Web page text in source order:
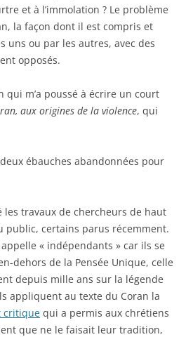
et à l’immolation ? Le problème
la façon dont il est compris et
uns ou par les autres, avec des
opposés.
qui m’a poussé à écrire un court
aux origines de la violence, qui
ébauches abandonnées pour
les travaux de chercheurs de haut
public, certains parus récemment.
« indépendants » car ils se
dehors de la Pensée Unique, celle
depuis mille ans sur la légende
appliquent au texte du Coran la
critique qui a permis aux chrétiens
que ne le faisait leur tradition,